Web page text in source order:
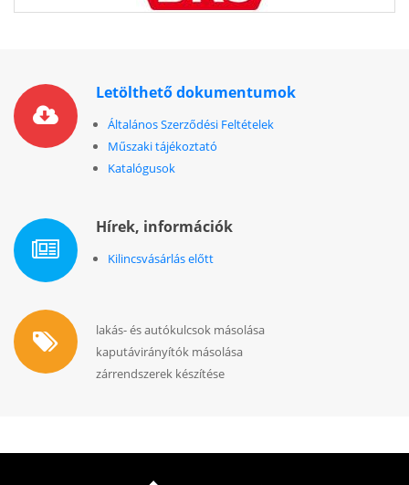
Letölthető dokumentumok
Általános Szerződési Feltételek
Műszaki tájékoztató
Katalógusok
Hírek, információk
Kilincsvásárlás előtt
lakás- és autókulcsok másolása
kaputávirányítók másolása
zárrendszerek készítése